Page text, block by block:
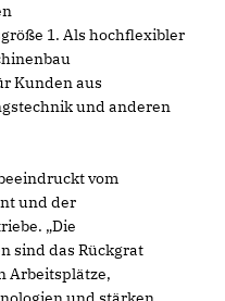
1. Als hochflexibler
Kunden aus
und anderen
vom
und der
„Die
sind das Rückgrat
Arbeitsplätze,